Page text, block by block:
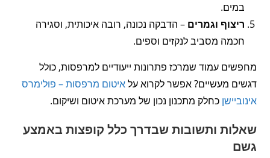
במים.
ריצוף וגמרים – הדבקה נכונה, רובה איכותית, וסגירה
חכמה מסביב לנקזים וספים.
מחפשים עמוד שמרכז פתרונות ייעודיים למרפסות, כולל
דגשים מעשיים? אפשר לקרוא עלאיטום מרפסות – פולימרס
אינוביישן כחלק מתכנון נכון של מערכת איטום ושיקום.
שאלות ותשובות שבדרך כלל קופצות באמצע
גשם